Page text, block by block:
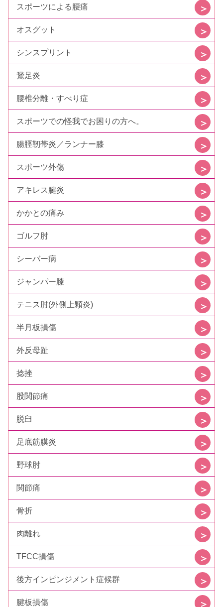
スポーツによる腰痛
オスグット
シンスプリント
鵞足炎
腰椎分離・すべり症
スポーツでの怪我でお困りの方へ。
腸脛靭帯炎／ランナー膝
スポーツ外傷
アキレス腱炎
かかとの痛み
ゴルフ肘
シーバー病
ジャンパー膝
テニス肘(外側上顆炎)
半月板損傷
外反母趾
捻挫
股関節痛
脱臼
足底筋膜炎
野球肘
関節痛
骨折
肉離れ
TFCC損傷
後方インピンジメント症候群
腱板損傷